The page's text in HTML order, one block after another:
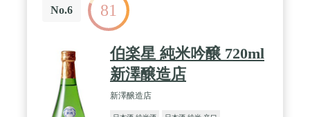
No.6 81
伯楽星 純米吟醸 720ml
新澤醸造店
新澤醸造店